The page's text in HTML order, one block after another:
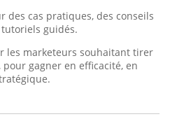
des cas pratiques, des conseils
guidés.
les marketeurs souhaitant tirer
pour gagner en efficacité, en